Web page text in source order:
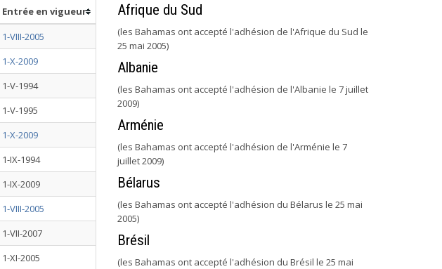
Entrée en vigueur
1-VIII-2005
1-X-2009
1-V-1994
1-V-1995
1-X-2009
1-IX-1994
1-IX-2009
1-VIII-2005
1-VII-2007
1-XI-2005
Afrique du Sud
(les Bahamas ont accepté l'adhésion de l'Afrique du Sud le
25 mai 2005)
Albanie
(les Bahamas ont accepté l'adhésion de l'Albanie le 7 juillet
2009)
Arménie
(les Bahamas ont accepté l'adhésion de l'Arménie le 7
juillet 2009)
Bélarus
(les Bahamas ont accepté l'adhésion du Bélarus le 25 mai
2005)
Brésil
(les Bahamas ont accepté l'adhésion du Brésil le 25 mai